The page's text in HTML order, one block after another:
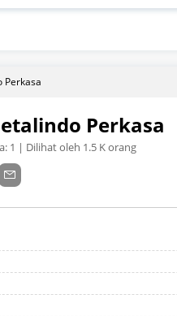
Perkasa
Perkasa
1 | Dilihat oleh 1.5 K orang